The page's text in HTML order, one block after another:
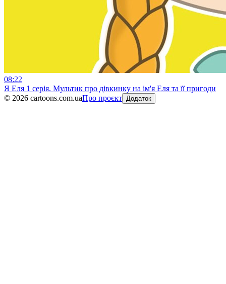
08:22
Я Еля 1 серія. Мультик про дівкинку на ім'я Еля та її пригоди
© 2026 cartoons.com.uaПро проєкт Додаток